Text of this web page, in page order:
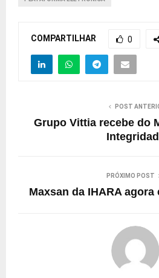
COMPARTILHAR 0
POST
Grupo Vittia recebe do
PRÓXIMO POST
Maxsan da IHARA